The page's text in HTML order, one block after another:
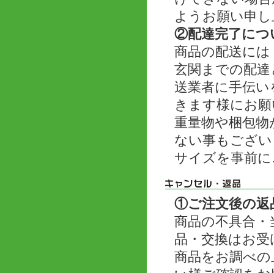
ようお願い申
②配達完了につ
商品の配送に
玄関までの配
送業者に手伝
きます様にお
重量物や梱包
ない事もござ
サイズを事前
①ご注文後の返
商品の不具合
品・交換はお
商品をお調べ